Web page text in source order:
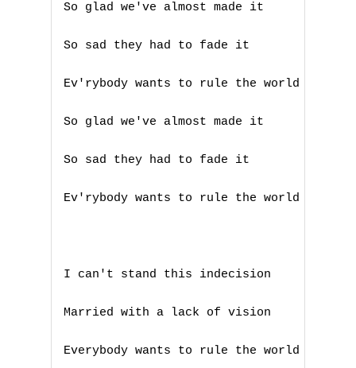
So glad we've almost made it
So sad they had to fade it
Ev'rybody wants to rule the world
So glad we've almost made it
So sad they had to fade it
Ev'rybody wants to rule the world
I can't stand this indecision
Married with a lack of vision
Everybody wants to rule the world